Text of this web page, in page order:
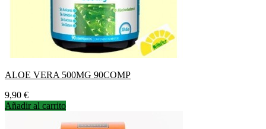
ALOE VERA 500MG 90COMP
Precio
9,90 €
Añadir al carrito